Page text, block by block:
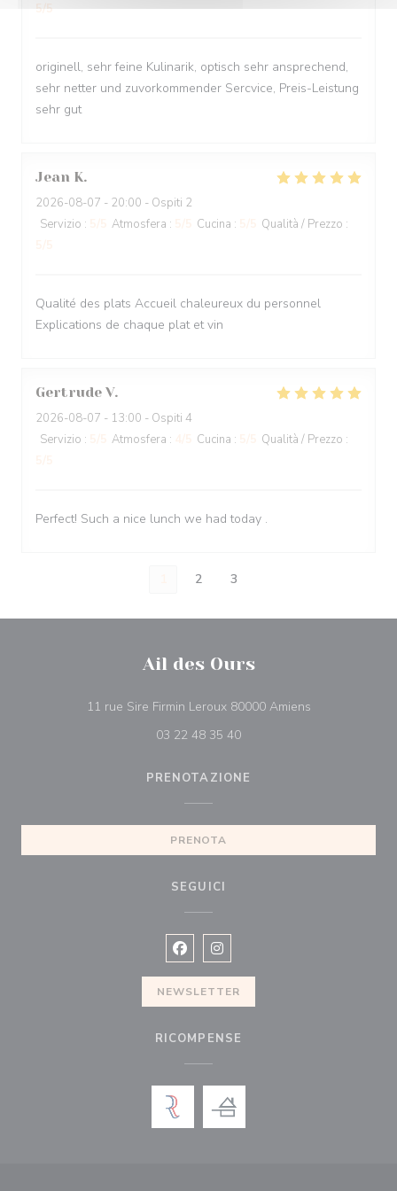
5/5
originell, sehr feine Kulinarik, optisch sehr ansprechend,
sehr netter und zuvorkommender Sercvice, Preis-Leistung
sehr gut
Jean K
2026-08-07 - 20:00 - Ospiti 2
Servizio : Atmosfera : Cucina : Qualità / Prezzo :
Qualité des plats Accueil chaleureux du personnel
Explications de chaque plat et vin
Gertrude V
2026-08-07 - 13:00 - Ospiti 4
Servizio : Atmosfera : Cucina : Qualità / Prezzo :
Perfect! Such a nice lunch we had today .
2 3
Ail des Ours
11 rue Sire Firmin Leroux 80000 Amiens((apre una
03 22 48 35 40
PRENOTAZIONE
PRENOTA
SEGUICI
Facebook ((apre una nuova
Instagram ((apre una nuova
NEWSLETTER
RICOMPENSE